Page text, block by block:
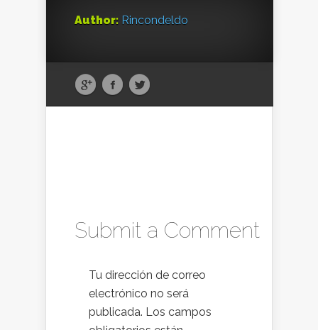
Author: Rincondeldo
Submit a Comment
Tu dirección de correo
electrónico no será
publicada. Los campos